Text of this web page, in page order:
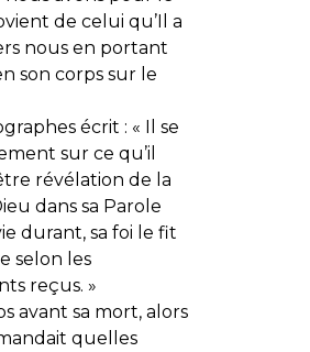
de celui qu’Il a
nous en portant
son corps sur le
écrit : « Il se
sur ce qu’il
révélation de la
dans sa Parole
durant, sa foi le fit
selon les
reçus. »
avant sa mort, alors
quelles